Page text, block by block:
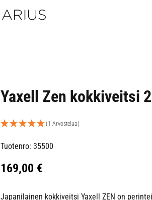
Yaxell Zen kokkiveitsi
(1 Arvostelua)
Tuotenro: 35500
169,00 €
Japanilainen kokkiveitsi Yaxell ZEN on